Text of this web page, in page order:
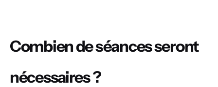
Combien de séances seront
nécessaires ?